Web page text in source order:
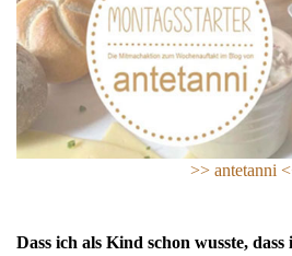
>> antetanni
Dass ich als Kind schon wusste,